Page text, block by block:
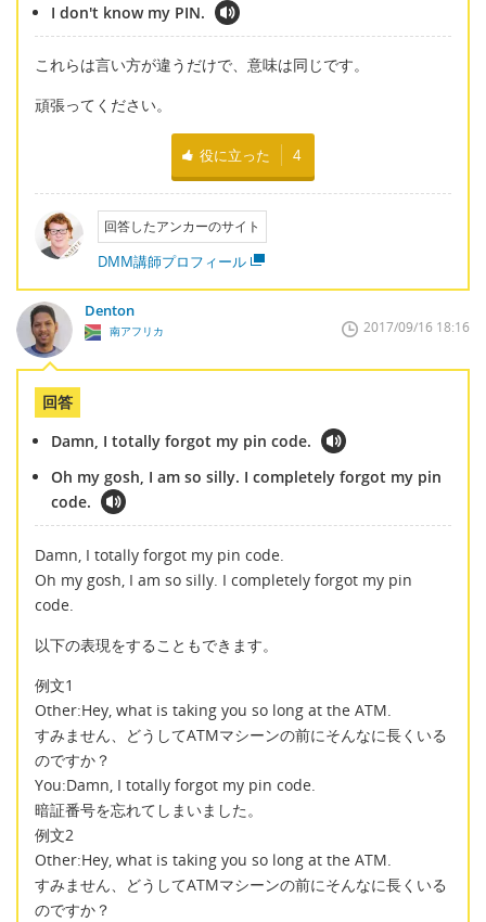
I don't know my PIN.
これらは言い方が違うだけで、意味は同じです。
頑張ってください。
役に立った 4
回答したアンカーのサイト
DMM講師プロフィール
Denton
南アフリカ 2017/09/16 18:16
回答
Damn, I totally forgot my pin code.
Oh my gosh, I am so silly. I completely forgot my pin
code.
Damn, I totally forgot my pin code.
Oh my gosh, I am so silly. I completely forgot my pin
code.
以下の表現をすることもできます。
例文1
Other:Hey, what is taking you so long at the ATM.
すみません、どうしてATMマシーンの前にそんなに長くいる
のですか？
You:Damn, I totally forgot my pin code.
暗証番号を忘れてしまいました。
例文2
Other:Hey, what is taking you so long at the ATM.
すみません、どうしてATMマシーンの前にそんなに長くいる
のですか？